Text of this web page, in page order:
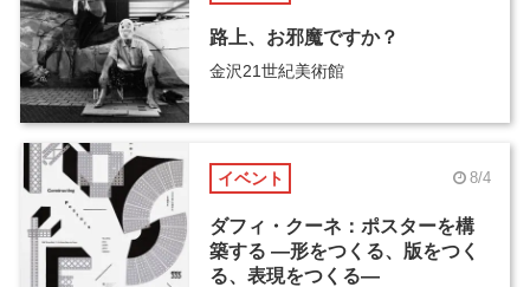
路上、お邪魔ですか？
金沢21世紀美術館
イベント 8/4
ダフィ・クーネ：ポスターを構
築する ―形をつくる、版をつく
る、表現をつくる―